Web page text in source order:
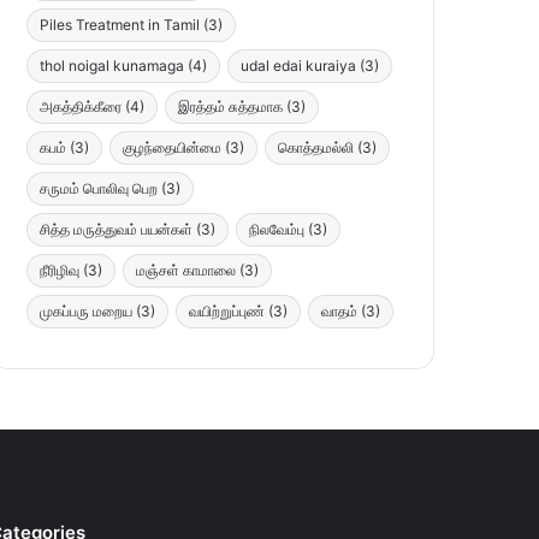
Piles Treatment in Tamil (3)
thol noigal kunamaga (4) udal edai kuraiya (3)
அகத்திக்கீரை (4) இரத்தம் சுத்தமாக (3)
கபம் (3) குழந்தையின்மை (3) கொத்தமல்லி (3)
சருமம் பொலிவு பெற (3)
சித்த மருத்துவம் பயன்கள் (3) நிலவேம்பு (3)
நீரிழிவு (3) மஞ்சள் காமாலை (3)
முகப்பரு மறைய (3) வயிற்றுப்புண் (3) வாதம் (3)